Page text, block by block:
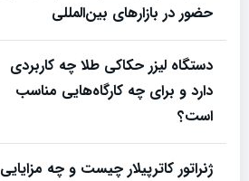
حضور در بازارهای بین‌المللی
دستگاه لیزر حکاکی طلا چه کاربردی
دارد و برای چه کارگاه‌هایی مناسب
است؟
ژنراتور کاترپیلار چیست و چه مزایایی